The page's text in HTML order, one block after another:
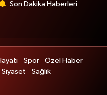
Son Dakika Haberleri
Spor
Özel Haber
Siyaset Sağlık